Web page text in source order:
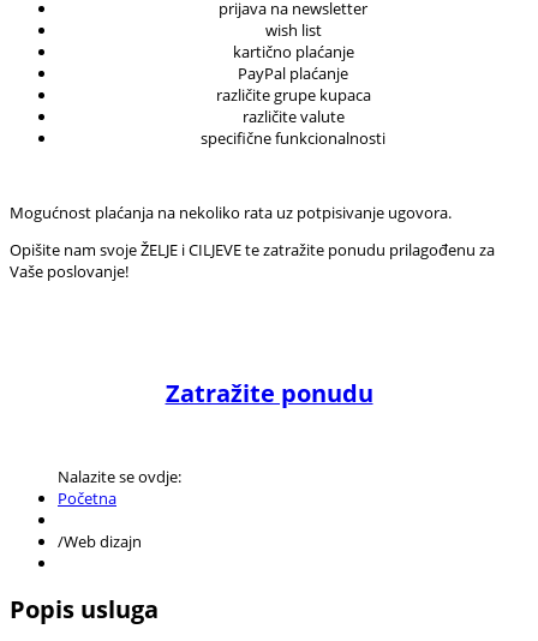
prijava na newsletter
wish list
kartično plaćanje
PayPal plaćanje
različite grupe kupaca
različite valute
specifične funkcionalnosti
Mogućnost plaćanja na nekoliko rata uz potpisivanje ugovora.
Opišite nam svoje ŽELJE i CILJEVE te zatražite ponudu prilagođenu za
Vaše poslovanje!
Zatražite ponudu
Nalazite se ovdje:
Početna
/Web dizajn
Popis usluga